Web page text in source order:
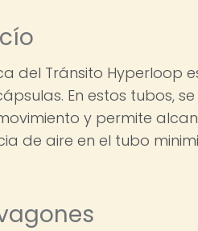
del Tránsito Hyperloop
En estos tubos,
y permite
de aire en el tubo